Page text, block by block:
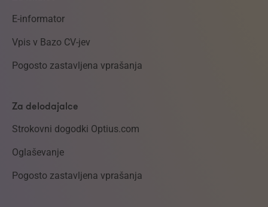
E-informator
Vpis v Bazo CV-jev
Pogosto zastavljena vprašanja
Za delodajalce
Strokovni dogodki Optius.com
Oglaševanje
Pogosto zastavljena vprašanja